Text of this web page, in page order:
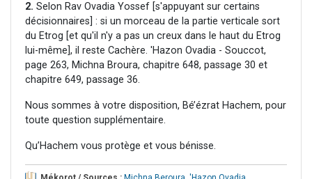
2. Selon Rav Ovadia Yossef [s'appuyant sur certains
décisionnaires] : si un morceau de la partie verticale sort
du Etrog [et qu'il n'y a pas un creux dans le haut du Etrog
lui-même], il reste Cachère. 'Hazon Ovadia - Souccot,
page 263, Michna Broura, chapitre 648, passage 30 et
chapitre 649, passage 36.
Nous sommes à votre disposition, Bé’ézrat Hachem, pour
toute question supplémentaire.
Qu’Hachem vous protège et vous bénisse.